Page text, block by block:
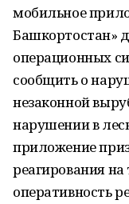
мобильное
Башкортостан»
операционных
сообщить о
незаконной
нарушении в
приложение
реагирования
оперативность